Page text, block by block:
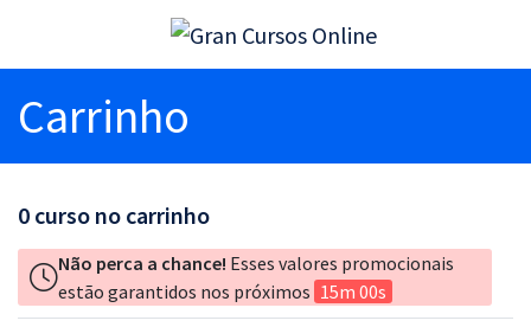
Carrinho
0 curso no carrinho
Não perca a chance! Esses valores promocionais
estão garantidos nos próximos 15m 00s